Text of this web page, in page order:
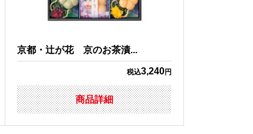
京都・辻が花 京のお茶漬...
税込3,240円
商品詳細